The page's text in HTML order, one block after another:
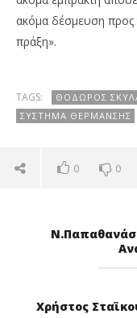
ακόμα δέσμευση προς
πράξη».
TAGS: ΘΌΔΩΡΟΣ
ΣΎΣΤΗΜΑ ΘΈΡΜΑΝΣΗΣ
0 0
Χρήστος